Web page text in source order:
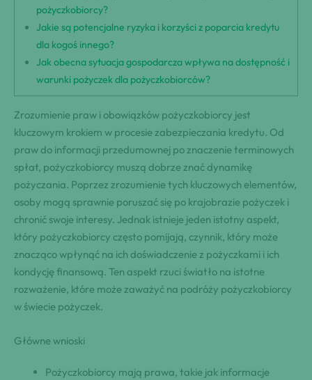
pożyczkobiorcy?
Jakie są potencjalne ryzyka i korzyści z poparcia kredytu
dla kogoś innego?
Jak obecna sytuacja gospodarcza wpływa na dostępność i
warunki pożyczek dla pożyczkobiorców?
Zrozumienie praw i obowiązków pożyczkobiorcy jest
kluczowym krokiem w procesie zabezpieczania kredytu. Od
praw do informacji przedumownej po znaczenie terminowych
spłat, pożyczkobiorcy muszą dobrze znać dynamikę
pożyczania. Poprzez zrozumienie tych kluczowych elementów,
osoby mogą sprawnie poruszać się po krajobrazie pożyczek i
chronić swoje interesy. Jednak istnieje jeden istotny aspekt,
który pożyczkobiorcy często pomijają, czynnik, który może
znacząco wpłynąć na ich doświadczenie z pożyczkami i ich
kondycję finansową. Ten aspekt rzuci światło na istotne
rozważenie, które może zaważyć na podróży pożyczkobiorcy
w świecie pożyczek.
Główne wnioski
Pożyczkobiorcy mają prawa, takie jak informacje